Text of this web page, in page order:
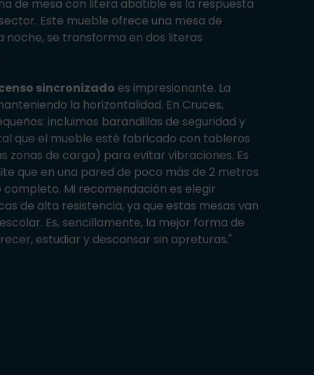
de mesa con litera abatible es la respuesta
Este mueble ofrece una mesa de
noche, se transforma en dos literas
sincronizado es impresionante. La
la horizontalidad. En Cruces,
incluimos barandillas de seguridad y
que el mueble esté fabricado con tableros
zonas de carga) para evitar vibraciones. Es
que en una pared de poco más de 2 metros
Mi recomendación es elegir
de alta resistencia, ya que estas mesas van
Es, sencillamente, la mejor forma de
estudiar y descansar sin apreturas."